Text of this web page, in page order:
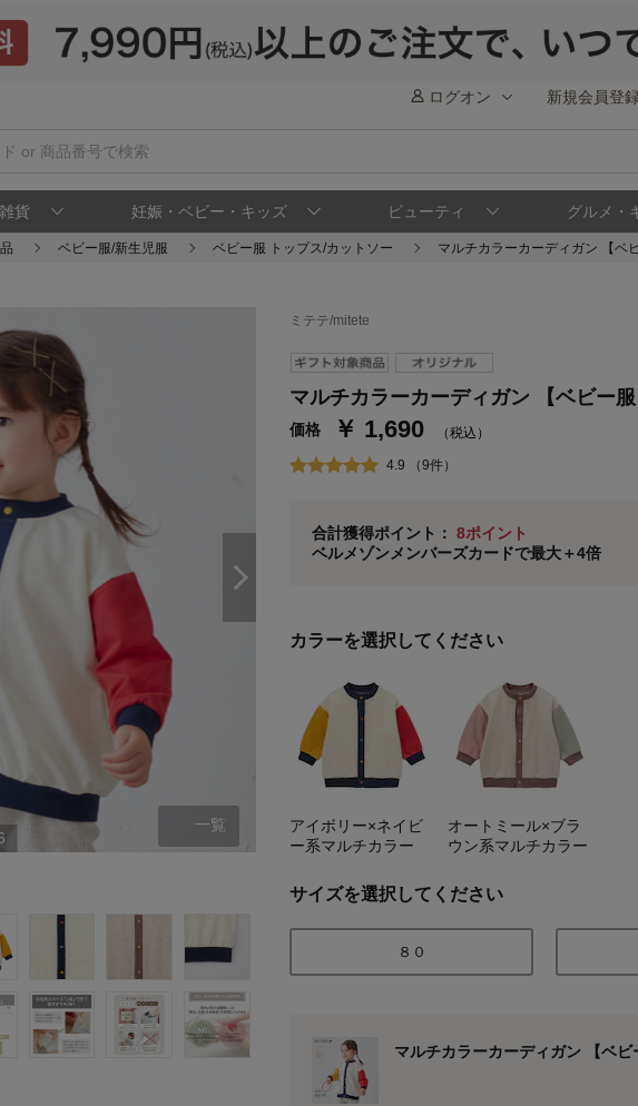
ログオン 新規会員登
貨 妊娠・ベビー・キッズ ビューティ グルメ・
ベビー服/新生児服 ベビー服 トップス/カットソー マルチカラーカーディガン 【ベ
一覧
ミテテ/mitete
マルチカラーカーディガン 【ベビー
価格 ￥ 1,690 （税込）
4.9 （9件）
合計獲得ポイント：8ポイント
ベルメゾンメンバーズカードで最大＋4倍
ステージが上がれば送料無料・返品引取無料
さらにポイント還元最大16倍！
ベルメゾンご優待サービスについて
通常商品送料無料 返品引取無料（JCBのみ）
※メンバーズカードの加算ポイントはステージ倍率
カラーを選択してください
アイボリー×ネイビ
ー系マルチカラー
オートミール×ブラ
ウン系マルチカラー
サイズを選択してください
８０
マルチカラーカーディガン 【ベビ